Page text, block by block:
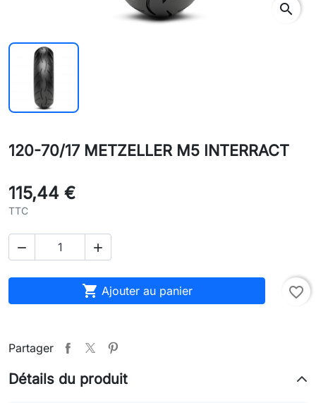
search
120-70/17 METZELLER M5 INTERRACT
115,44 €
TTC
 
 Ajouter au panier favorite_border
Partager
Détails du produit